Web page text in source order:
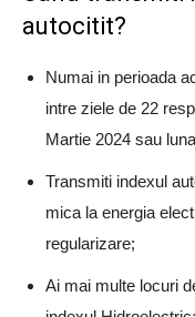
autocitit?
Numai in perioada
intre ziele de 22
Martie 2024 sau
Transmiti indexul
mica la energia
regularizare;
Ai mai multe locuri